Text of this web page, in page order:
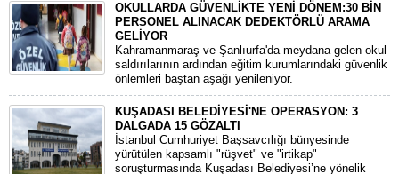
OKULLARDA GÜVENLİKTE YENİ DÖNEM:30 BİN
PERSONEL ALINACAK DEDEKTÖRLÜ ARAMA
GELİYOR
​Kahramanmaraş ve Şanlıurfa'da meydana gelen okul
saldırılarının ardından eğitim kurumlarındaki güvenlik
önlemleri baştan aşağı yenileniyor.
KUŞADASI BELEDİYESİ'NE OPERASYON: 3
DALGADA 15 GÖZALTI
​İstanbul Cumhuriyet Başsavcılığı bünyesinde
yürütülen kapsamlı "rüşvet" ve "irtikap"
soruşturmasında Kuşadası Belediyesi’ne yönelik